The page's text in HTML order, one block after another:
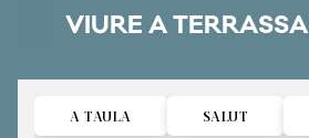
VIURE A TERRASSA
A TAULA SALUT